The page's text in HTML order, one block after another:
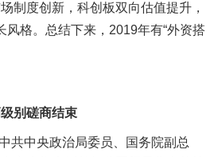
制度创新，科创板双向估值提升，
风格。总结下来，2019年有“外资搭
别磋商结束
共中央政治局委员、国务院副总